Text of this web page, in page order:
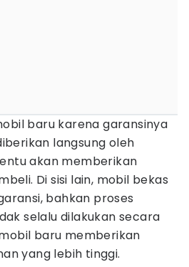
baru karena garansinya
langsung oleh
akan memberikan
Di sisi lain, mobil bekas
bahkan proses
selalu dilakukan secara
baru memberikan
yang lebih tinggi.